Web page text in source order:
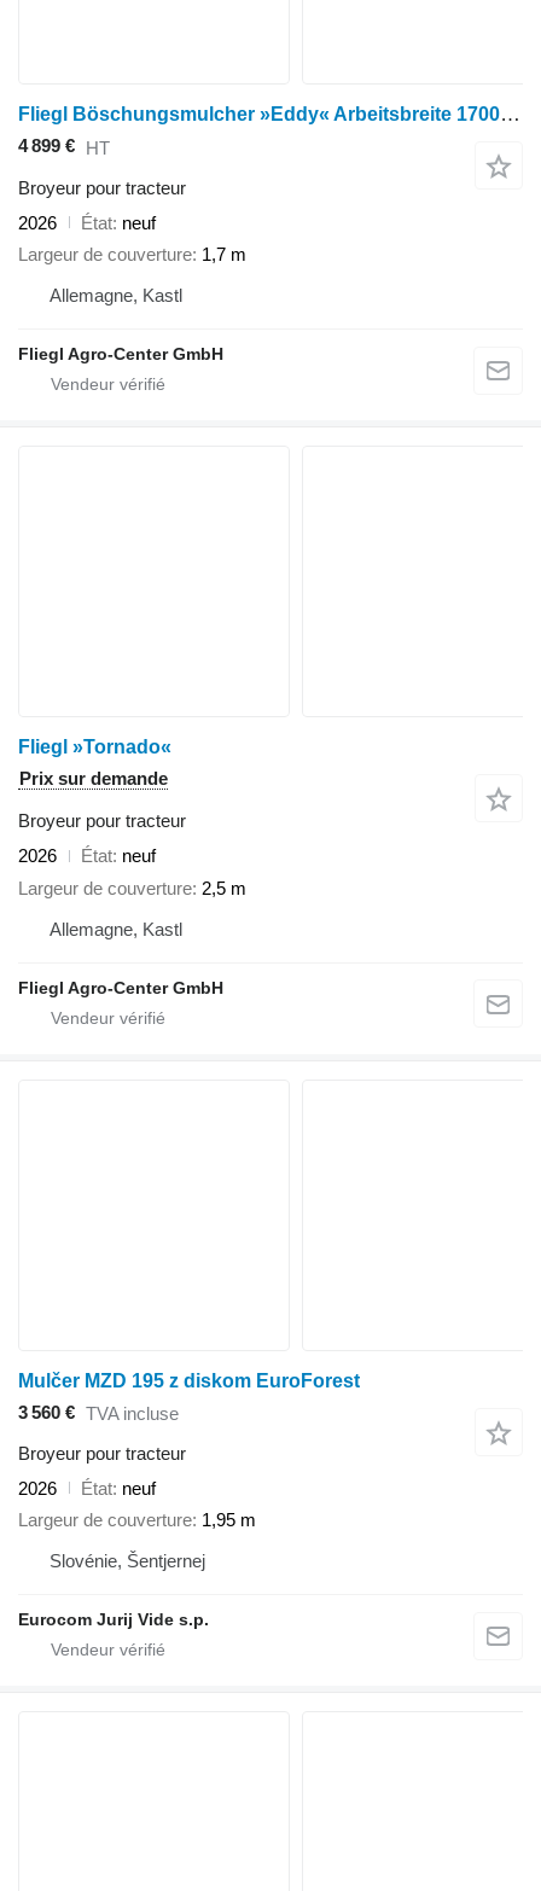
Fliegl Böschungsmulcher »Eddy« Arbeitsbreite 1700 mm
4 899 € HT
Broyeur pour tracteur
2026
État neuf
Largeur de couverture 1,7 m
Allemagne, Kastl
Fliegl Agro-Center GmbH
Fliegl »Tornado«
Prix sur demande
Broyeur pour tracteur
2026
État neuf
Largeur de couverture 2,5 m
Allemagne, Kastl
Fliegl Agro-Center GmbH
Mulčer MZD 195 z diskom EuroForest
3 560 € TVA incluse
Broyeur pour tracteur
2026
État neuf
Largeur de couverture 1,95 m
Slovénie, Šentjernej
Eurocom Jurij Vide s.p.